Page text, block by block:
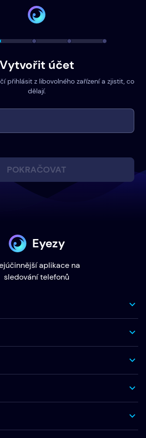
Vytvořit účet
přihlásit z libovolného zařízení a zjistit, co
dělají.
POKRAČOVAT
Eyezy
aplikace na
sledování telefonů